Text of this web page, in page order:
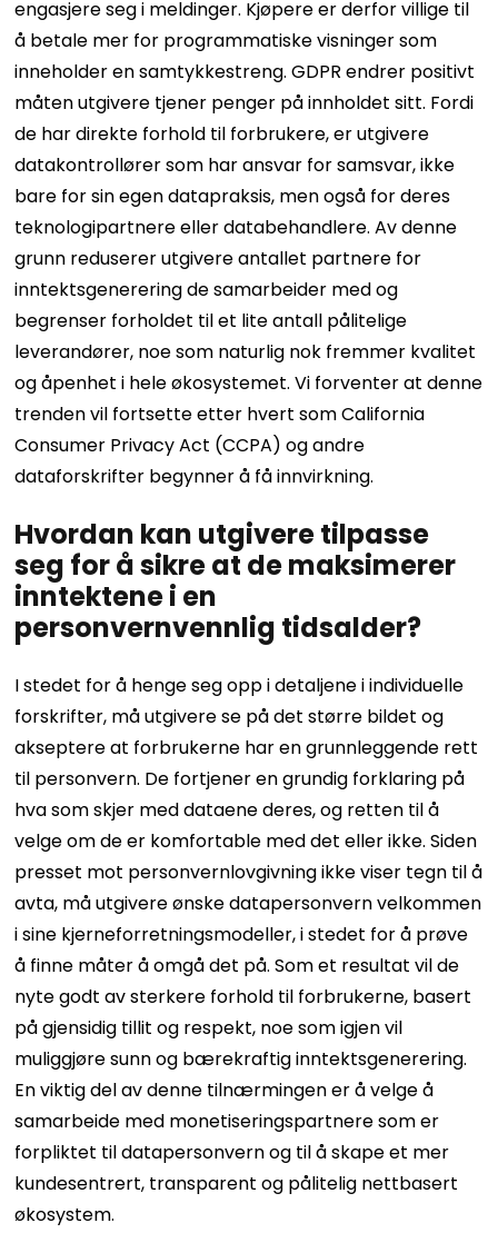
engasjere seg i meldinger. Kjøpere er derfor villige til
å betale mer for programmatiske visninger som
inneholder en samtykkestreng. GDPR endrer positivt
måten utgivere tjener penger på innholdet sitt. Fordi
de har direkte forhold til forbrukere, er utgivere
datakontrollører som har ansvar for samsvar, ikke
bare for sin egen datapraksis, men også for deres
teknologipartnere eller databehandlere. Av denne
grunn reduserer utgivere antallet partnere for
inntektsgenerering de samarbeider med og
begrenser forholdet til et lite antall pålitelige
leverandører, noe som naturlig nok fremmer kvalitet
og åpenhet i hele økosystemet. Vi forventer at denne
trenden vil fortsette etter hvert som California
Consumer Privacy Act (CCPA) og andre
dataforskrifter begynner å få innvirkning.
Hvordan kan utgivere tilpasse
seg for å sikre at de maksimerer
inntektene i en
personvernvennlig tidsalder?
I stedet for å henge seg opp i detaljene i individuelle
forskrifter, må utgivere se på det større bildet og
akseptere at forbrukerne har en grunnleggende rett
til personvern. De fortjener en grundig forklaring på
hva som skjer med dataene deres, og retten til å
velge om de er komfortable med det eller ikke. Siden
presset mot personvernlovgivning ikke viser tegn til å
avta, må utgivere ønske datapersonvern velkommen
i sine kjerneforretningsmodeller, i stedet for å prøve
å finne måter å omgå det på. Som et resultat vil de
nyte godt av sterkere forhold til forbrukerne, basert
på gjensidig tillit og respekt, noe som igjen vil
muliggjøre sunn og bærekraftig inntektsgenerering.
En viktig del av denne tilnærmingen er å velge å
samarbeide med monetiseringspartnere som er
forpliktet til datapersonvern og til å skape et mer
kundesentrert, transparent og pålitelig nettbasert
økosystem.